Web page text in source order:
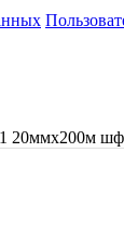
20ммх200м шф